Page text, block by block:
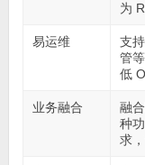
为
易运维
支
管
低
业务融合
融
种
求